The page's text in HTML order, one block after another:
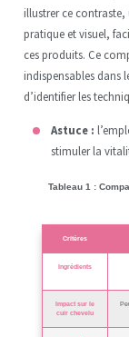
illustrer ce
pratique et visuel,
ces produits. Ce
indispensables dans
d’identifier les
Astuce :
stimuler la
Tableau 1 :
Critères
Ingrédients
Impact sur le
cuir chevelu